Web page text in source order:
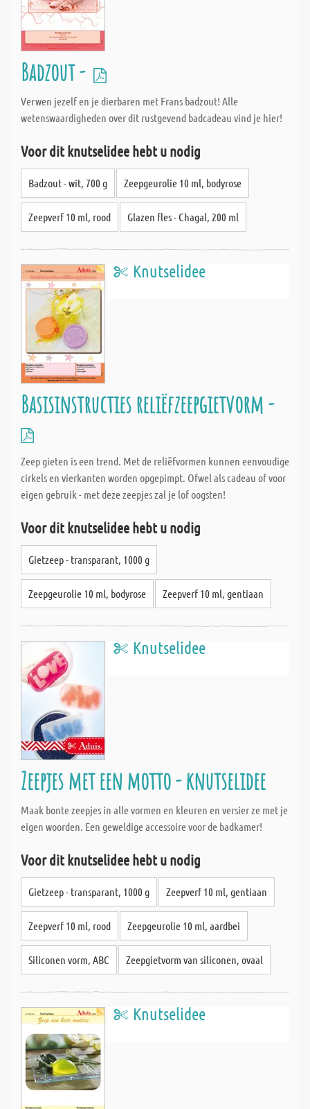
Badzout -
Verwen jezelf en je dierbaren met Frans badzout! Alle
wetenswaardigheden over dit rustgevend badcadeau vind je hier!
Voor dit knutselidee hebt u nodig
Badzout - wit, 700 g Zeepgeurolie 10 ml, bodyrose
Zeepverf 10 ml, rood Glazen fles - Chagal, 200 ml
Knutselidee
Basisinstructies reliëfzeepgietvorm -
Zeep gieten is een trend. Met de reliëfvormen kunnen eenvoudige
cirkels en vierkanten worden opgepimpt. Ofwel als cadeau of voor
eigen gebruik - met deze zeepjes zal je lof oogsten!
Voor dit knutselidee hebt u nodig
Gietzeep - transparant, 1000 g
Zeepgeurolie 10 ml, bodyrose Zeepverf 10 ml, gentiaan
Knutselidee
Zeepjes met een motto - knutselidee
Maak bonte zeepjes in alle vormen en kleuren en versier ze met je
eigen woorden. Een geweldige accessoire voor de badkamer!
Voor dit knutselidee hebt u nodig
Gietzeep - transparant, 1000 g Zeepverf 10 ml, gentiaan
Zeepverf 10 ml, rood Zeepgeurolie 10 ml, aardbei
Siliconen vorm, ABC Zeepgietvorm van siliconen, ovaal
Knutselidee